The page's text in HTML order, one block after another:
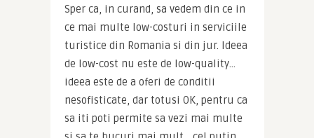
Sper ca, in curand, sa vedem din ce in
ce mai multe low-costuri in serviciile
turistice din Romania si din jur. Ideea
de low-cost nu este de low-quality…
ideea este de a oferi de conditii
nesofisticate, dar totusi OK, pentru ca
sa iti poti permite sa vezi mai multe